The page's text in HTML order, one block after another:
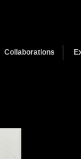
Collaborations